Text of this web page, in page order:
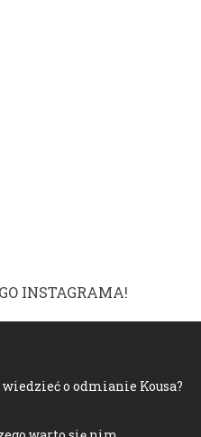
INSTAGRAMA!
o odmianie Kousa?